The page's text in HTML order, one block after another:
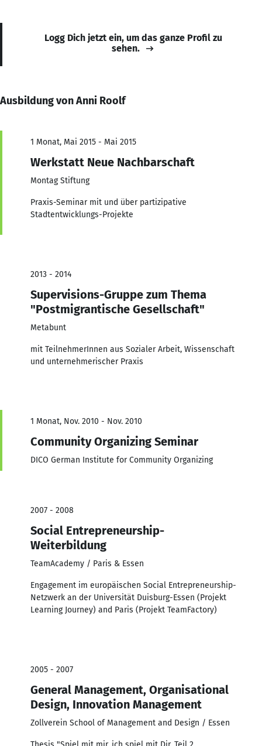
Logg Dich jetzt ein, um das ganze Profil zu
sehen.
Ausbildung von Anni Roolf
1 Monat, Mai 2015 - Mai 2015
Werkstatt Neue Nachbarschaft
Montag Stiftung
Praxis-Seminar mit und über partizipative
Stadtentwicklungs-Projekte
2013 - 2014
Supervisions-Gruppe zum Thema
"Postmigrantische Gesellschaft"
Metabunt
mit TeilnehmerInnen aus Sozialer Arbeit, Wissenschaft
und unternehmerischer Praxis
1 Monat, Nov. 2010 - Nov. 2010
Community Organizing Seminar
DICO German Institute for Community Organizing
2007 - 2008
Social Entrepreneurship-
Weiterbildung
TeamAcademy / Paris & Essen
Engagement im europäischen Social Entrepreneurship-
Netzwerk an der Universität Duisburg-Essen (Projekt
Learning Journey) and Paris (Projekt TeamFactory)
2005 - 2007
General Management, Organisational
Design, Innovation Management
Zollverein School of Management and Design / Essen